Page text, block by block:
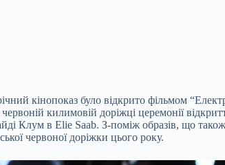
кінопоказ було відкрито фільмом
килимовій доріжці церемонії
Клум в Elie Saab. З-поміж образів, що
червоної доріжки цього року.